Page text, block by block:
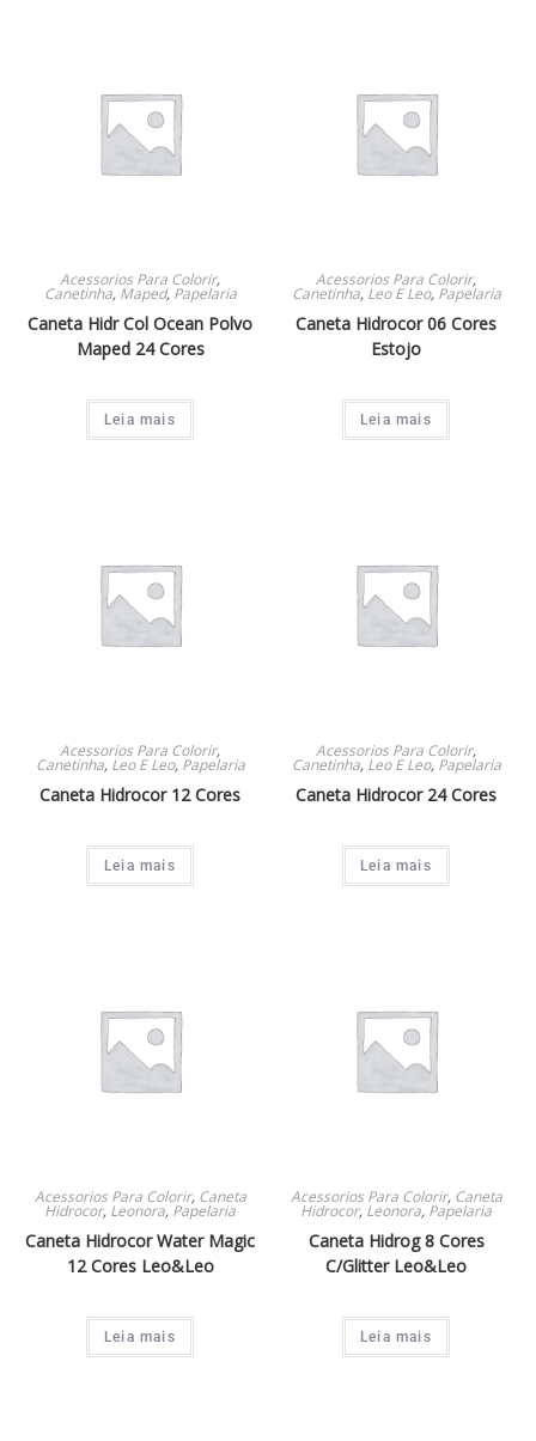
Acessorios Para Colorir,
Canetinha, Maped, Papelaria
Caneta Hidr Col Ocean Polvo
Maped 24 Cores
Leia mais
Acessorios Para Colorir,
Canetinha, Leo E Leo, Papelaria
Caneta Hidrocor 06 Cores
Estojo
Leia mais
Acessorios Para Colorir,
Canetinha, Leo E Leo, Papelaria
Caneta Hidrocor 12 Cores
Leia mais
Acessorios Para Colorir,
Canetinha, Leo E Leo, Papelaria
Caneta Hidrocor 24 Cores
Leia mais
Acessorios Para Colorir, Caneta
Hidrocor, Leonora, Papelaria
Caneta Hidrocor Water Magic
12 Cores Leo&Leo
Leia mais
Acessorios Para Colorir, Caneta
Hidrocor, Leonora, Papelaria
Caneta Hidrog 8 Cores
C/Glitter Leo&Leo
Leia mais